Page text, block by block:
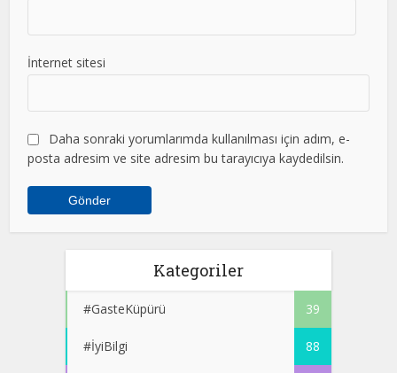
İnternet sitesi
Daha sonraki yorumlarımda kullanılması için adım, e-
posta adresim ve site adresim bu tarayıcıya kaydedilsin.
Kategoriler
#GasteKüpürü 39
#İyiBilgi 88